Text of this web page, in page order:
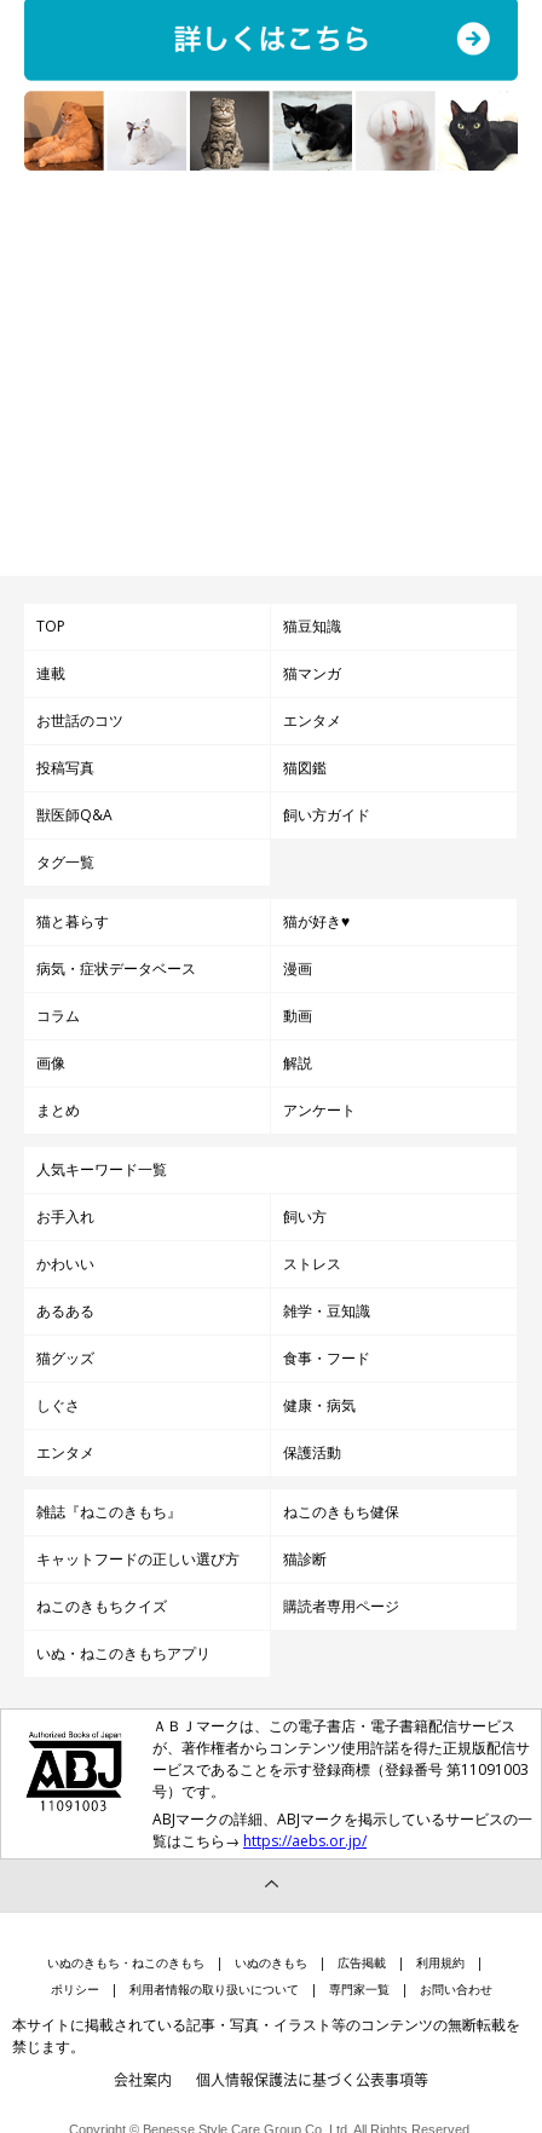
ブラッシング、爪切り、耳掃除、歯磨き、投薬など身動きがとれ
なくなるお世話は猫にとって強いストレスになります。お世話の
で、動物病院にお願いしたほうがよい場合もあります。
動物病院に行く
到着前にも移動のストレスがあり、到着後は「怖い」「うるさ
い」「変なニオイがする」「痛い」「苦い」など猫にとって苦痛
なことばかり。キャリーケースに布をかけて刺激を減らしてあげ
引越し
TOP 猫豆知識
連載 猫マンガ
お世話のコツ エンタメ
投稿写真 猫図鑑
獣医師Q&A 飼い方ガイド
タグ一覧
猫と暮らす 猫が好き♥
病気・症状データベース 漫画
コラム 動画
画像 解説
まとめ アンケート
人気キーワード一覧
お手入れ 飼い方
かわいい ストレス
あるある 雑学・豆知識
猫グッズ 食事・フード
しぐさ 健康・病気
エンタメ 保護活動
雑誌『ねこのきもち』 ねこのきもち健保
キャットフードの正しい選び方 猫診断
ねこのきもちクイズ 購読者専用ページ
いぬ・ねこのきもちアプリ
ＡＢＪマークは、この電子書店・電子書籍配信サービス
が、著作権者からコンテンツ使用許諾を得た正規版配信サ
ービスであることを示す登録商標（登録番号 第11091003
号）です。
ABJマークの詳細、ABJマークを掲示しているサービスの一
覧はこちら→ https://aebs.or.jp/
いぬのきもち・ねこのきもち いぬのきもち 広告掲載
利用規約
ポリシー
利用者情報の取り扱いについて 専門家一覧 お問い合わせ
本サイトに掲載されている記事・写真・イラスト等のコンテンツの無断転載を
禁じます。
会社案内 個人情報保護法に基づく公表事項等
Copyright © Benesse Style Care Group Co.,Ltd. All Rights Reserved.